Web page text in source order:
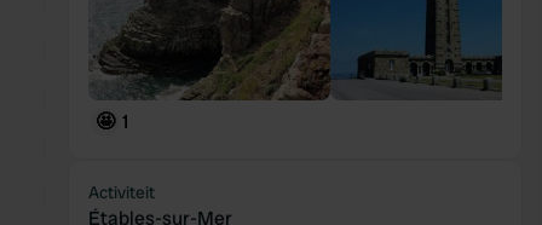
🤩 1
Activiteit
Étables-sur-Mer